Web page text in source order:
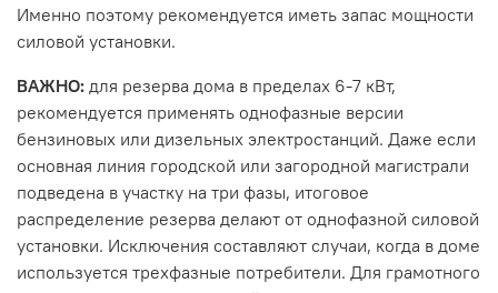
Именно поэтому рекомендуется иметь запас мощности
силовой установки.
ВАЖНО: для резерва дома в пределах 6-7 кВт,
рекомендуется применять однофазные версии
бензиновых или дизельных электростанций. Даже если
основная линия городской или загородной магистрали
подведена в участку на три фазы, итоговое
распределение резерва делают от однофазной силовой
установки. Исключения составляют случаи, когда в доме
используется трехфазные потребители. Для грамотного